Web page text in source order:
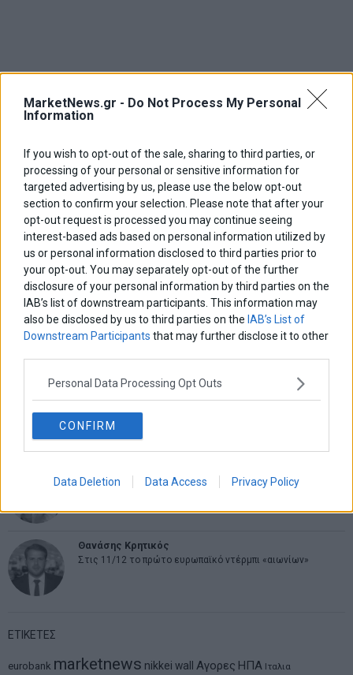
MarketNews.gr - Do Not Process My Personal
Information
If you wish to opt-out of the sale, sharing to third parties, or
processing of your personal or sensitive information for
targeted advertising by us, please use the below opt-out
section to confirm your selection. Please note that after your
opt-out request is processed you may continue seeing
interest-based ads based on personal information utilized by
us or personal information disclosed to third parties prior to
your opt-out. You may separately opt-out of the further
disclosure of your personal information by third parties on the
IAB’s list of downstream participants. This information may
also be disclosed by us to third parties on the IAB’s List of
Downstream Participants that may further disclose it to other
Personal Data Processing Opt Outs
CONFIRM
Data Deletion Data Access Privacy Policy
ΑΡΘΡΟΓΡΑΦΟΙ
Ελευθερία Κούρταλη
Οι «τιμωροί» των ομολόγων επέστρεψαν
Εύη Φραγκάκη
Η αληθινή παιδεία ξεκινά από την ψυχή…
Σταματίνα Σταματάκου
Η βία κατά των ζώων δεν αντέχει βολικές ερμηνείες
Δημήτρης Καμπουράκης
Από την αποθέωση στην καταγγελία: Η Ελλάδα πάντα
ψάχνει τον επόμενο Μεσσία
MIT Sloan: Οι AI-driven επιχειρήσεις διαμορφώνουν το νέο
Θανάσης Κρητικός
Στις 11/12 το πρώτο ευρωπαϊκό ντέρμπι «αιωνίων»
ΕΤΙΚΕΤΕΣ
eurobank marketnews nikkei wall Αγορες ΗΠΑ Ιταλια